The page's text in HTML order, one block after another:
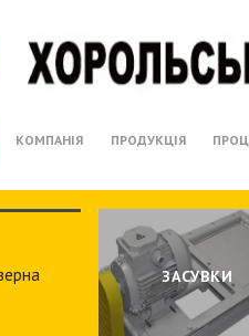
КОМПАНІЯ ПРОДУКЦІЯ
ЗАСУВКИ